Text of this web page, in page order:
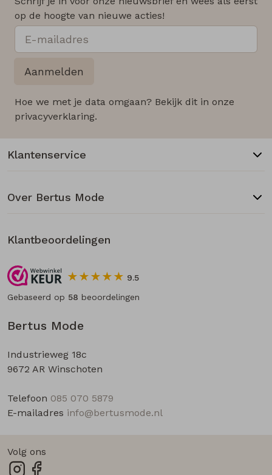
op de hoogte van nieuwe acties!
Aanmelden
Hoe we met je data omgaan? Bekijk dit in onze
privacyverklaring.
Bertus Mode
Industrieweg 18c
9672 AR Winschoten
Telefoon 085 070 5879
E-mailadres info@bertusmode.nl
Klantenservice
Over Bertus Mode
Klantbeoordelingen
9.5
Gebaseerd op 58 beoordelingen
Volg ons